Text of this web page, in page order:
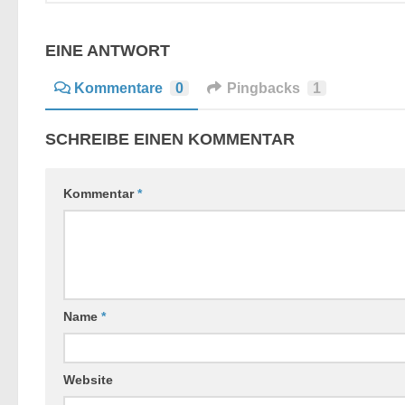
EINE ANTWORT
Kommentare 0 Pingbacks 1
SCHREIBE EINEN KOMMENTAR
Kommentar*
Name *
Website